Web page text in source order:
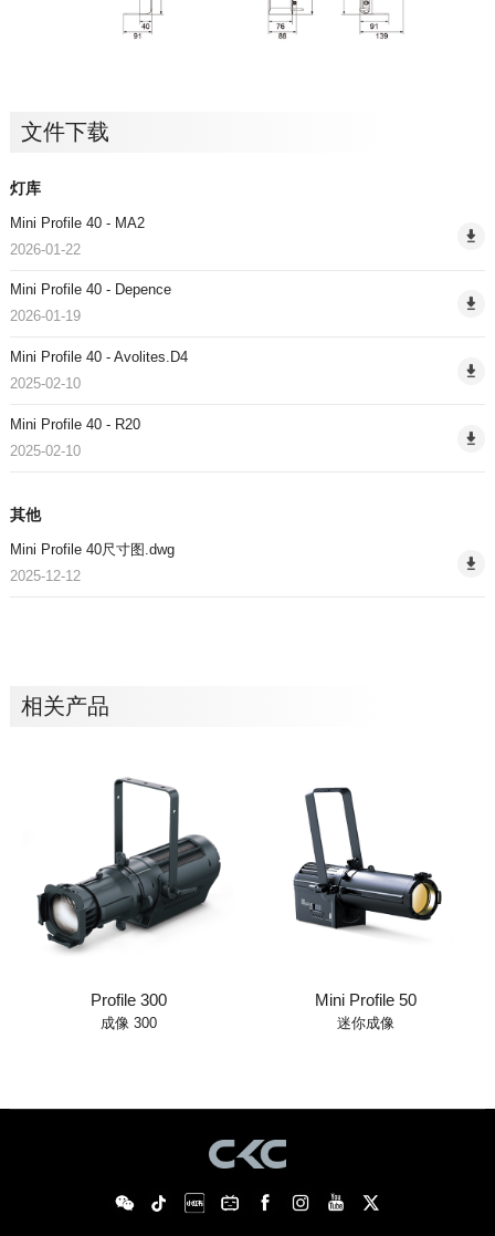
文件下载
灯库
Mini Profile 40 - MA2
2026-01-22
Mini Profile 40 - Depence
2026-01-19
Mini Profile 40 - Avolites.D4
2025-02-10
Mini Profile 40 - R20
2025-02-10
其他
Mini Profile 40尺寸图.dwg
2025-12-12
相关产品
Profile 300
成像 300
Mini Profile 50
迷你成像